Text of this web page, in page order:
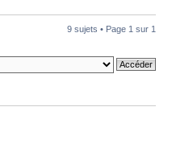
9 sujets • Page 1 sur 1